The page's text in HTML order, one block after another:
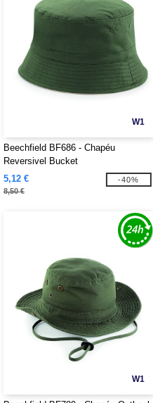
W1
Beechfield BF686 - Chapéu
Reversivel Bucket
5,12 €
8,50 €
-40%
W1